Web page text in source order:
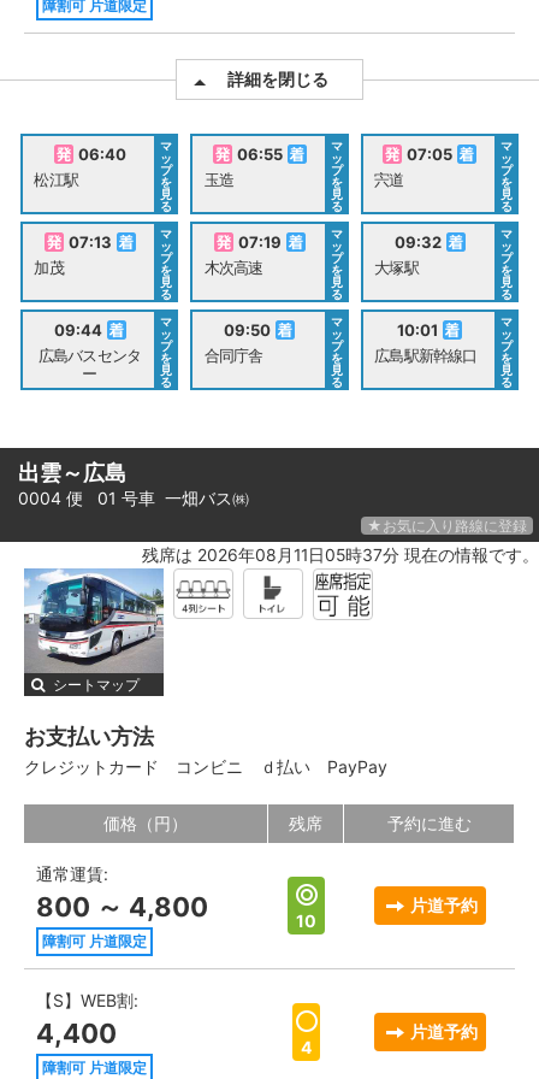
障割可 片道限定
詳細を閉じる
06:40
松江駅
マ
ッ
プ
を
見
る
06:55
玉造
マ
ッ
プ
を
見
る
07:05
宍道
マ
ッ
プ
を
見
る
07:13
加茂
マ
ッ
プ
を
見
る
07:19
木次高速
マ
ッ
プ
を
見
る
09:32
大塚駅
マ
ッ
プ
を
見
る
09:44
広島バスセンタ
ー
マ
ッ
プ
を
見
る
09:50
合同庁舎
マ
ッ
プ
を
見
る
10:01
広島駅新幹線口
マ
ッ
プ
を
見
る
出雲～広島
0004 便 01 号車 一畑バス㈱
★お気に入り路線に登録
残席は 2026年08月11日05時37分 現在の情報です。
シートマップ
お支払い方法
クレジットカード コンビニ ｄ払い PayPay
価格（円） 残席 予約に進む
通常運賃:
800 ～ 4,800
障割可 片道限定
10
片道予約
【S】WEB割:
4,400
障割可 片道限定
4
片道予約